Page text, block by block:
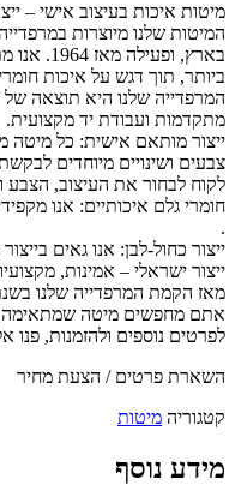
מיטות איכות בעיצוב אישי –
המיטות שלנו מיוצרות
בארץ,
ביותר, תוך דגש על איכות
המרפדייה שלנו היא תוצאה של
מתקדמות ועבודת יד מקצועית.
ייצור מותאם אישית: כל מיטה
צבעים ושינויים מיוחדים
לקוח לבחור את העיצוב, הצבע
חומרי גלם איכותיים: אנו
.
ייצור כחול-לבן: אנו גאים
ייצור ישראלי – אמינות,
אתם מחפשים מיטה שמתאימה
לפרטים נוספים ולהזמנות, פנו
השארת פרטים / הצעת מחיר
קטגוריה מיטות
מידע נוסף